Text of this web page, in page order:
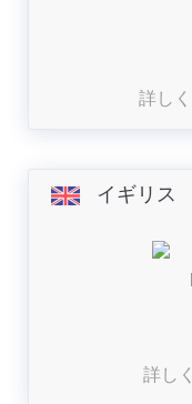
詳し
イギリス
詳し